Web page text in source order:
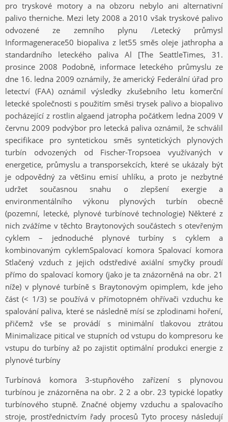
pro tryskové motory a na obzoru nebylo ani alternativní
palivo therniche. Mezi lety 2008 a 2010 však tryskové palivo
odvozené ze zemního plynu /Letecký průmysl
Informagenerace50 biopaliva z let55 směs oleje jathropha a
standardního leteckého paliva Al [The SeattleTimes, 31.
prosince 2008 Podobně, informace leteckého průmyslu ze
dne 16. ledna 2009 oznámily, že americký Federální úřad pro
letectví (FAA) oznámil výsledky zkušebního letu komerční
letecké společnosti s použitím směsi trysek palivo a biopalivo
pocházející z rostlin algaend jatropha počátkem ledna 2009 V
červnu 2009 podvýbor pro letecká paliva oznámil, že schválil
specifikace pro syntetickou směs syntetických plynových
turbín odvozených od Fischer-Tropsoea využívaných v
energetice, průmyslu a transporsekcích, které se ukázaly být
je odpovědný za většinu emisí uhlíku, a proto je nezbytné
udržet současnou snahu o zlepšení exergie a
environmentálního výkonu plynových turbín obecně
(pozemní, letecké, plynové turbínové technologie) Některé z
nich zvážíme v těchto Braytonových součástech s otevřeným
cyklem – jednoduché plynové turbíny s cyklem a
kombinovaným cyklemSpalovací komora Spalovací komora
Stlačený vzduch z jejich odstředivé axiální smyčky proudí
přímo do spalovací komory (jako je ta znázorněná na obr. 21
níže) v plynové turbíně s Braytonovým opimplem, kde jeho
část (< 1/3) se používá v přímotopném ohřívači vzduchu ke
spalování paliva, které se následně mísí se zplodinami hoření,
přičemž vše se provádí s minimální tlakovou ztrátou
Minimalizace pitical ve stupních od vstupu do kompresoru ke
vstupu do turbíny až po zajistit optimální produkci energie z
plynové turbíny
Turbínová komora 3-stupňového zařízení s plynovou
turbínou je znázorněna na obr. 2 2 a obr. 23 typické lopatky
turbínového stupně. Značné objemy vzduchu a spalovacího
stroje, prostřednictvím řady procesů Tyto procesy následují